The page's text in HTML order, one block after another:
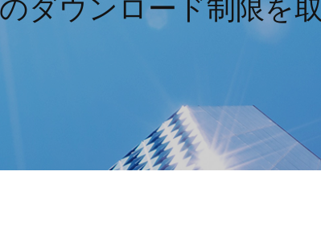
ダウンロード制限を